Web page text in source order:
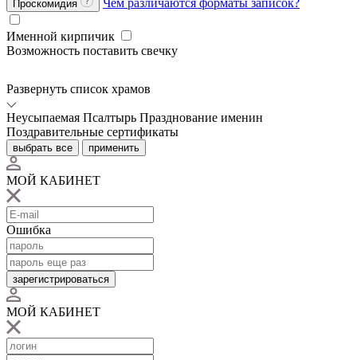
Проскомидия
Чем различаются форматы записок?
Именной кирпичик
Возможность поставить свечку
Развернуть список храмов
Неусыпаемая Псалтырь Празднование именин
Поздравительные сертификаты
выбрать все применить
МОЙ КАБИНЕТ
Ошибка
зарегистрироваться
МОЙ КАБИНЕТ